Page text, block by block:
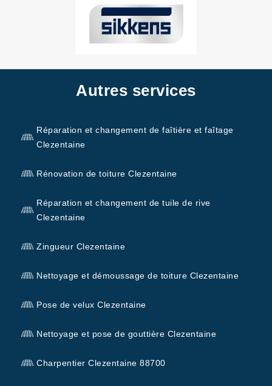
Autres services
Réparation et changement de faîtière et faîtage
Clezentaine
Rénovation de toiture Clezentaine
Réparation et changement de tuile de rive
Clezentaine
Zingueur Clezentaine
Nettoyage et démoussage de toiture Clezentaine
Pose de velux Clezentaine
Nettoyage et pose de gouttière Clezentaine
Charpentier Clezentaine 88700